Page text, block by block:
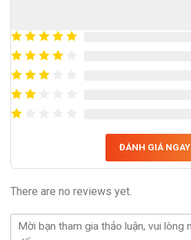
ĐÁNH GIÁ NGAY
There are no reviews yet.